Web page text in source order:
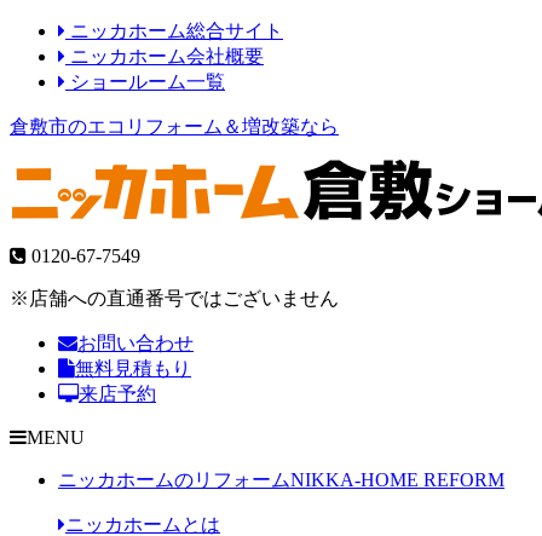
ニッカホーム総合サイト
ニッカホーム会社概要
ショールーム一覧
倉敷市のエコリフォーム＆増改築なら
0120-67-7549
※店舗への直通番号ではございません
お問い合わせ
無料見積もり
来店予約
MENU
ニッカホームのリフォームNIKKA-HOME REFORM
ニッカホームとは